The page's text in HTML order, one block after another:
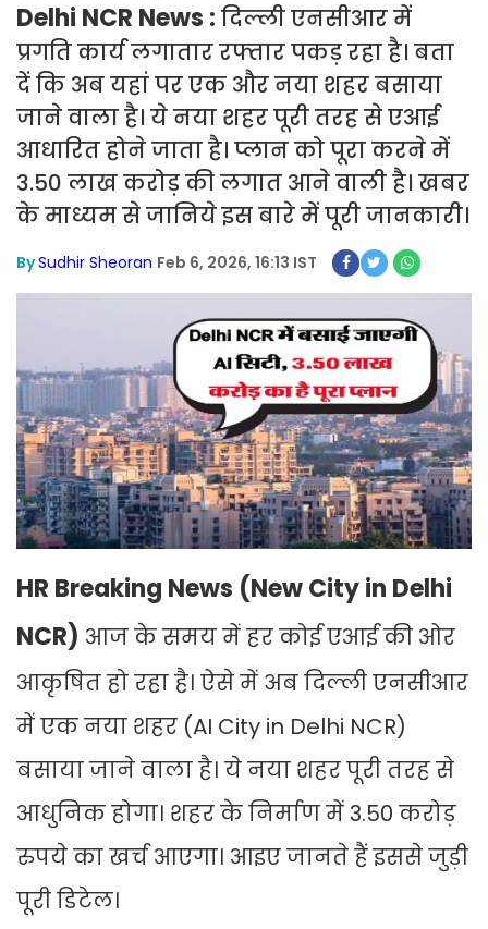
Delhi NCR News : दिल्ली एनसीआर में
प्रगति कार्य लगातार रफ्तार पकड़ रहा है। बता
दें कि अब यहां पर एक और नया शहर बसाया
जाने वाला है। ये नया शहर पूरी तरह से एआई
आधारित होने जाता है। प्लान को पूरा करने में
3.50 लाख करोड़ की लगात आने वाली है। खबर
के माध्यम से जानिये इस बारे में पूरी जानकारी।
BySudhir Sheoran Feb 6, 2026, 16:13 IST
HR Breaking News (New City in Delhi
NCR) आज के समय में हर कोई एआई की ओर
आकृषित हो रहा है। ऐसे में अब दिल्ली एनसीआर
में एक नया शहर (AI City in Delhi NCR)
बसाया जाने वाला है। ये नया शहर पूरी तरह से
आधुनिक होगा। शहर के निर्माण में 3.50 करोड़
रुपये का खर्च आएगा। आइए जानते हैं इससे जुड़ी
पूरी डिटेल।